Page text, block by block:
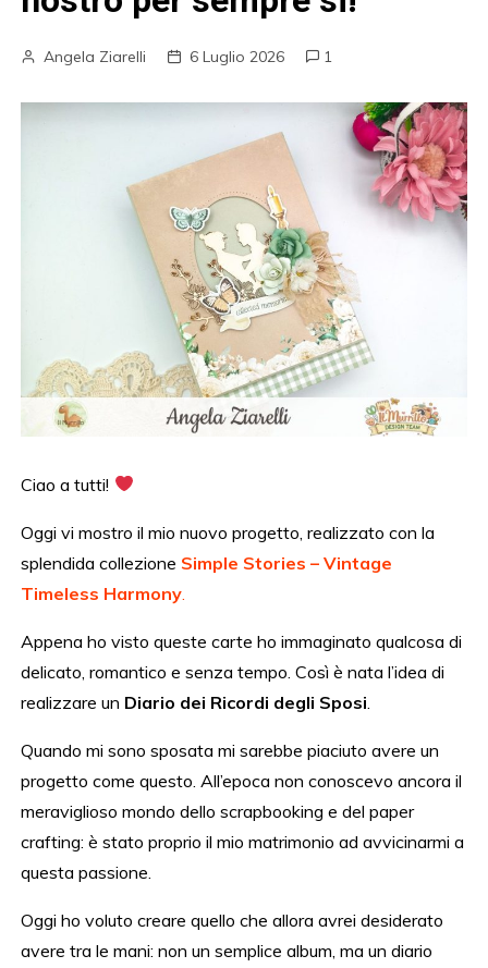
Angela Ziarelli 6 Luglio 2026 1
Ciao a tutti!
Oggi vi mostro il mio nuovo progetto, realizzato con la
splendida collezione Simple Stories – Vintage
Timeless Harmony
Appena ho visto queste carte ho immaginato qualcosa di
delicato, romantico e senza tempo. Così è nata l’idea di
realizzare un Diario dei Ricordi degli Sposi
Quando mi sono sposata mi sarebbe piaciuto avere un
progetto come questo. All’epoca non conoscevo ancora il
meraviglioso mondo dello scrapbooking e del paper
crafting: è stato proprio il mio matrimonio ad avvicinarmi a
questa passione.
Oggi ho voluto creare quello che allora avrei desiderato
avere tra le mani: non un semplice album, ma un diario